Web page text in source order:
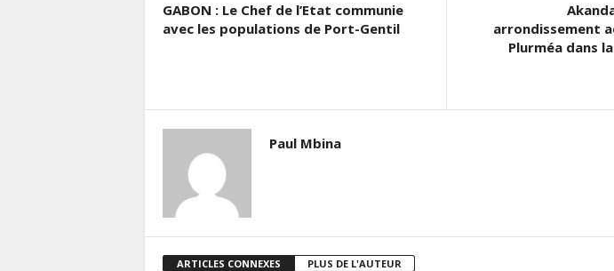
GABON : Le Chef de l’Etat communie
avec les populations de Port-Gentil
arrondissement
Plurméa dans
Paul Mbina
ARTICLES CONNEXES PLUS DE L'AUTEUR